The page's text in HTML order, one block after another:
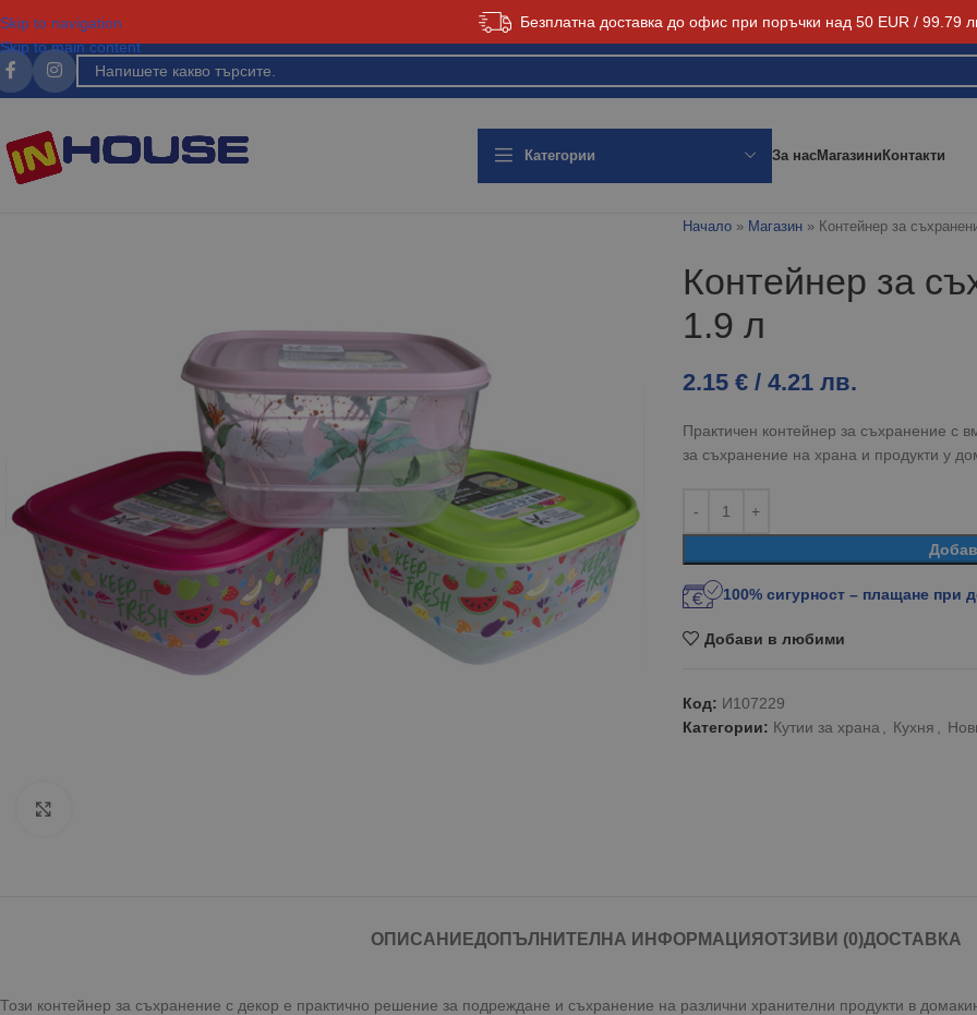
Безплатна доставка до офис при поръчки над 50 EUR / 99.79
Skip to navigation
Skip to main content
Категории За насМагазиниКонтакти
Начало» Магазин» Контейнер за
Контейнер за
1.9 л
2.15 € / 4.21 лв.
Практичен контейнер за съхранение с
за съхранение на храна и продукти у
100% сигурност – плащане при
Добави в любими
Код: И107229
Категории: Кутии за храна Кухня
ОПИСАНИЕДОПЪЛНИТЕЛНА ИНФОРМАЦИЯ ОТЗИВИ (0)ДОСТАВКА
Този контейнер за съхранение с декор е практично решение за подреждане и съхранение на различни хранителни продукти в